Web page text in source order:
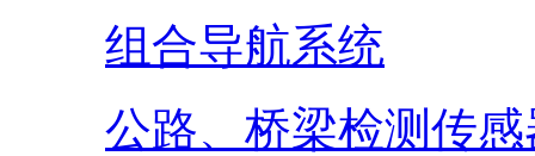
组合导航系统
公路、桥梁检测传感